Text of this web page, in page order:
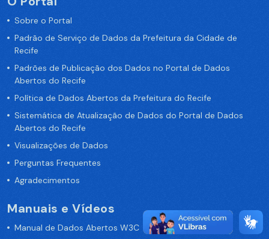
Sobre o Portal
Padrão de Serviço de Dados da Prefeitura da Cidade de
Recife
Padrões de Publicação dos Dados no Portal de Dados
Abertos do Recife
Política de Dados Abertos da Prefeitura do Recife
Sistemática de Atualização de Dados do Portal de Dados
Abertos do Recife
Visualizações de Dados
Perguntas Frequentes
Agradecimentos
Manuais e Vídeos
Manual de Dados Abertos W3C